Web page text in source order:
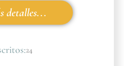
detalles...
24